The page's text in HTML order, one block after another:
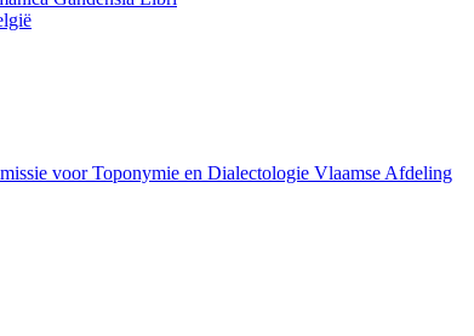
voor Toponymie en Dialectologie Vlaamse Afdeling